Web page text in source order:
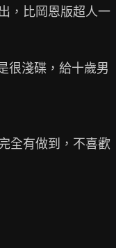
，比岡恩版超人一
很淺碟，給十歲男
全有做到，不喜歡